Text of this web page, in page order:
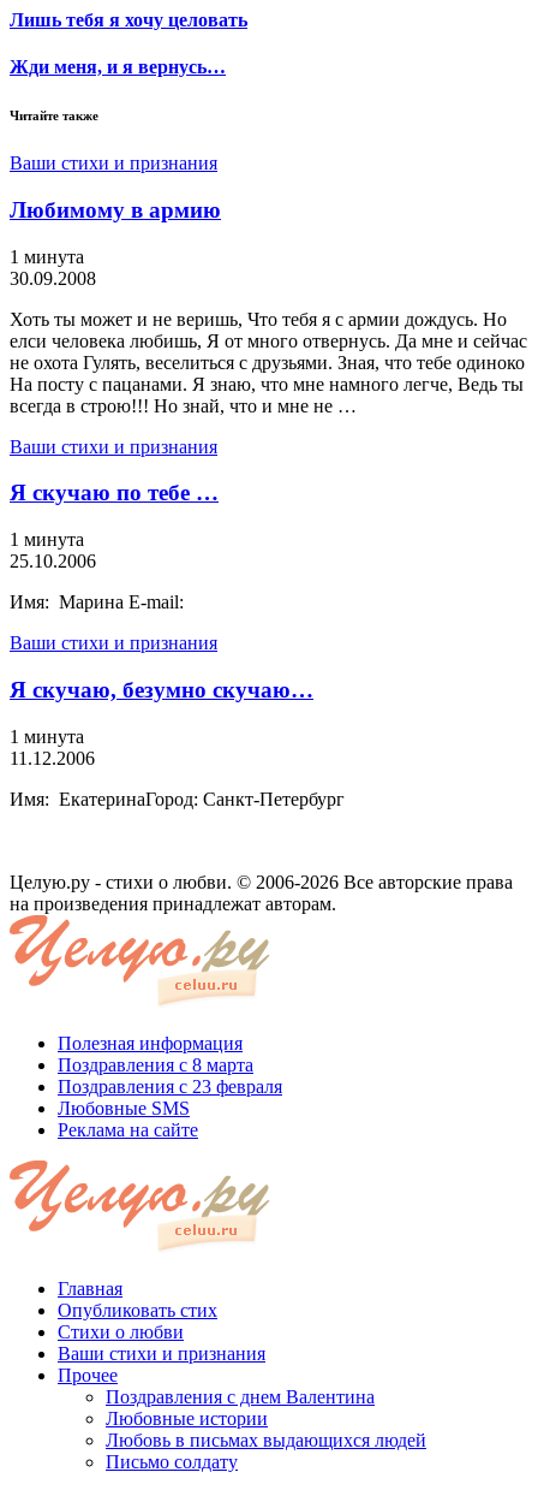
Лишь тебя я хочу целовать
Жди меня, и я вернусь…
Читайте также
Ваши стихи и признания
Любимому в армию
1 минута
30.09.2008
Хоть ты может и не веришь, Что тебя я с армии дождусь. Но
елси человека любишь, Я от много отвернусь. Да мне и сейчас
не охота Гулять, веселиться с друзьями. Зная, что тебе одиноко
На посту с пацанами. Я знаю, что мне намного легче, Ведь ты
всегда в строю!!! Но знай, что и мне не …
Ваши стихи и признания
Я скучаю по тебе …
1 минута
25.10.2006
Имя: Марина E-mail:
Ваши стихи и признания
Я скучаю, безумно скучаю…
1 минута
11.12.2006
Имя: ЕкатеринаГород: Санкт-Петербург
Целую.ру - стихи о любви. © 2006-2026 Все авторские права
на произведения принадлежат авторам.
Полезная информация
Поздравления с 8 марта
Поздравления с 23 февраля
Любовные SMS
Реклама на сайте
Главная
Опубликовать стих
Стихи о любви
Ваши стихи и признания
Прочее
Поздравления с днем Валентина
Любовные истории
Любовь в письмах выдающихся людей
Письмо солдату